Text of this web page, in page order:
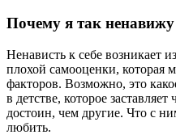
Почему я так ненавижу
Ненависть к себе возникает
плохой самооценки, которая
факторов. Возможно, это
в детстве, которое
достоин, чем другие. Что с
любить.